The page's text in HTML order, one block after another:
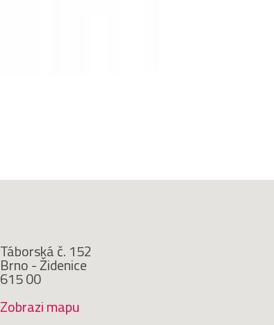
Táborská č. 152
Brno - Židenice
615 00
Zobrazi mapu